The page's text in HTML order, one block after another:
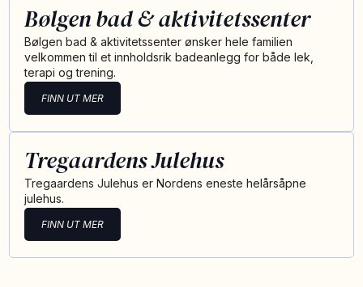
Bølgen bad & aktivitetssenter
Bølgen bad & aktivitetssenter ønsker hele familien
velkommen til et innholdsrik badeanlegg for både lek,
terapi og trening.
FINN UT MER
Tregaardens Julehus
Tregaardens Julehus er Nordens eneste helårsåpne
julehus.
FINN UT MER